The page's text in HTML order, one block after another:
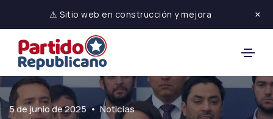
⚠ Sitio web en construcción y mejora ×
5 de junio de 2025 • Noticias